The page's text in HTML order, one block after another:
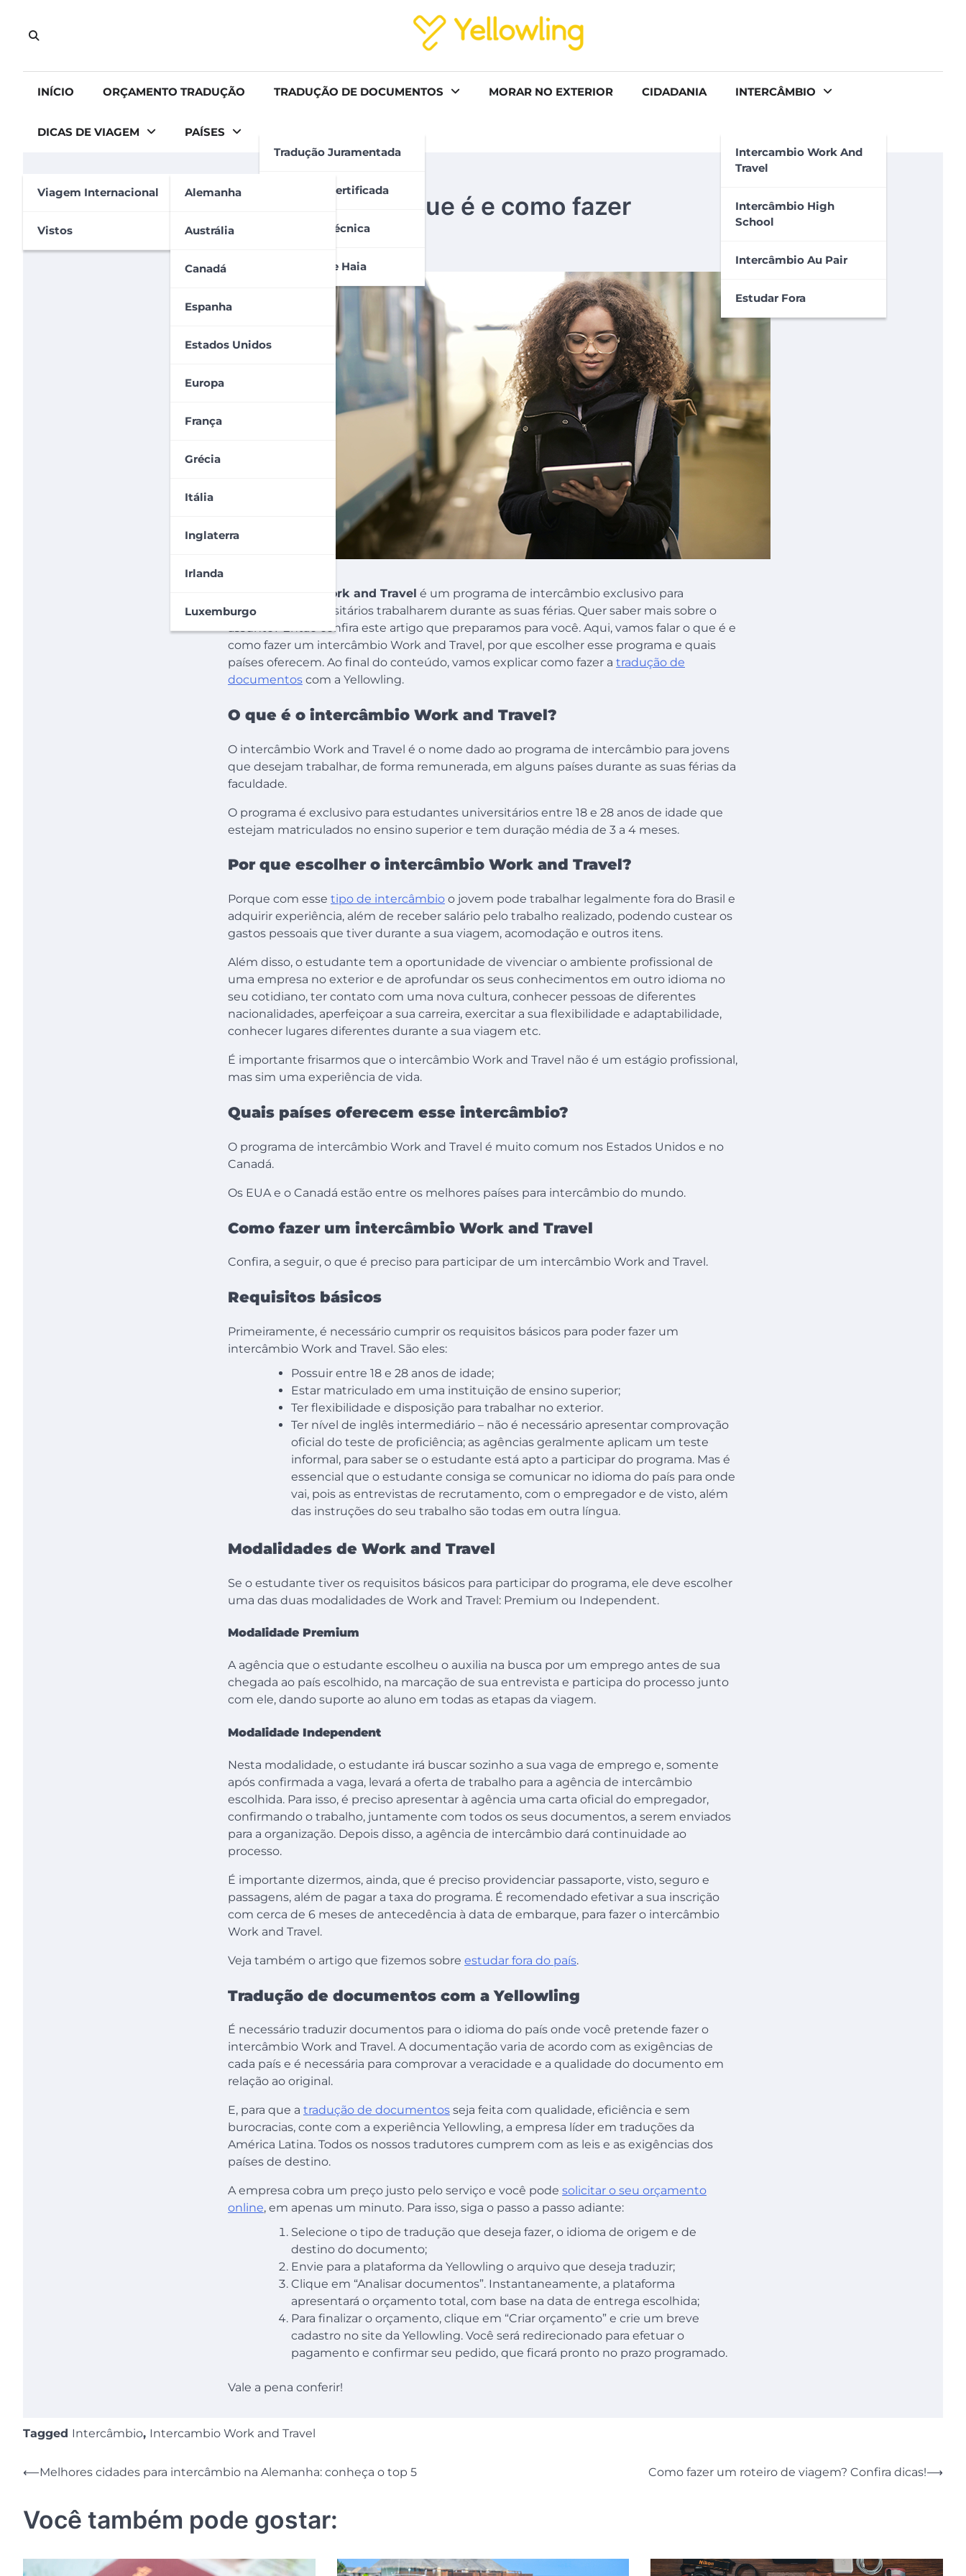
content
INÍCIO ORÇAMENTO TRADUÇÃO TRADUÇÃO DE DOCUMENTOS
Tradução Juramentada
Tradução Certificada
Tradução Técnica
Apostila De Haia
MORAR NO EXTERIOR CIDADANIA INTERCÂMBIO
Intercambio Work And
Travel
Intercâmbio High
School
Intercâmbio Au Pair
Estudar Fora
DICAS DE VIAGEM
Viagem Internacional
Vistos
PAÍSES
Alemanha
Austrália
Canadá
Espanha
Estados Unidos
Europa
França
Grécia
Itália
Inglaterra
Irlanda
Luxemburgo
Intercâmbio Work and Travel: o que é e como fazer
Carolina Carvalho 5 de janeiro de 2023
intercâmbio Work and Travel é um programa de intercâmbio exclusivo para
estudantes universitários trabalharem durante as suas férias. Quer saber mais sobre o
assunto? Então confira este artigo que preparamos para você. Aqui, vamos falar o que é e
como fazer um intercâmbio Work and Travel, por que escolher esse programa e quais
países oferecem. Ao final do conteúdo, vamos explicar como fazer a tradução de
documentos com a Yellowling.
O que é o intercâmbio Work and Travel?
O intercâmbio Work and Travel é o nome dado ao programa de intercâmbio para jovens
que desejam trabalhar, de forma remunerada, em alguns países durante as suas férias da
faculdade.
O programa é exclusivo para estudantes universitários entre 18 e 28 anos de idade que
estejam matriculados no ensino superior e tem duração média de 3 a 4 meses.
Por que escolher o intercâmbio Work and Travel?
Porque com esse tipo de intercâmbio o jovem pode trabalhar legalmente fora do Brasil e
adquirir experiência, além de receber salário pelo trabalho realizado, podendo custear os
gastos pessoais que tiver durante a sua viagem, acomodação e outros itens.
Além disso, o estudante tem a oportunidade de vivenciar o ambiente profissional de
uma empresa no exterior e de aprofundar os seus conhecimentos em outro idioma no
seu cotidiano, ter contato com uma nova cultura, conhecer pessoas de diferentes
nacionalidades, aperfeiçoar a sua carreira, exercitar a sua flexibilidade e adaptabilidade,
conhecer lugares diferentes durante a sua viagem etc.
É importante frisarmos que o intercâmbio Work and Travel não é um estágio profissional,
mas sim uma experiência de vida.
Quais países oferecem esse intercâmbio?
O programa de intercâmbio Work and Travel é muito comum nos Estados Unidos e no
Canadá.
Os EUA e o Canadá estão entre os melhores países para intercâmbio do mundo.
Como fazer um intercâmbio Work and Travel
Confira, a seguir, o que é preciso para participar de um intercâmbio Work and Travel.
Requisitos básicos
Primeiramente, é necessário cumprir os requisitos básicos para poder fazer um
intercâmbio Work and Travel. São eles:
Possuir entre 18 e 28 anos de idade;
Estar matriculado em uma instituição de ensino superior;
Ter flexibilidade e disposição para trabalhar no exterior.
Ter nível de inglês intermediário – não é necessário apresentar comprovação
oficial do teste de proficiência; as agências geralmente aplicam um teste
informal, para saber se o estudante está apto a participar do programa. Mas é
essencial que o estudante consiga se comunicar no idioma do país para onde
vai, pois as entrevistas de recrutamento, com o empregador e de visto, além
das instruções do seu trabalho são todas em outra língua.
Modalidades de Work and Travel
Se o estudante tiver os requisitos básicos para participar do programa, ele deve escolher
uma das duas modalidades de Work and Travel: Premium ou Independent.
Modalidade Premium
A agência que o estudante escolheu o auxilia na busca por um emprego antes de sua
chegada ao país escolhido, na marcação de sua entrevista e participa do processo junto
com ele, dando suporte ao aluno em todas as etapas da viagem.
Modalidade Independent
Nesta modalidade, o estudante irá buscar sozinho a sua vaga de emprego e, somente
após confirmada a vaga, levará a oferta de trabalho para a agência de intercâmbio
escolhida. Para isso, é preciso apresentar à agência uma carta oficial do empregador,
confirmando o trabalho, juntamente com todos os seus documentos, a serem enviados
para a organização. Depois disso, a agência de intercâmbio dará continuidade ao
processo.
É importante dizermos, ainda, que é preciso providenciar passaporte, visto, seguro e
passagens, além de pagar a taxa do programa. É recomendado efetivar a sua inscrição
com cerca de 6 meses de antecedência à data de embarque, para fazer o intercâmbio
Work and Travel.
Veja também o artigo que fizemos sobre estudar fora do país.
Tradução de documentos com a Yellowling
É necessário traduzir documentos para o idioma do país onde você pretende fazer o
intercâmbio Work and Travel. A documentação varia de acordo com as exigências de
cada país e é necessária para comprovar a veracidade e a qualidade do documento em
relação ao original.
E, para que a tradução de documentos seja feita com qualidade, eficiência e sem
burocracias, conte com a experiência Yellowling, a empresa líder em traduções da
América Latina. Todos os nossos tradutores cumprem com as leis e as exigências dos
países de destino.
A empresa cobra um preço justo pelo serviço e você pode solicitar o seu orçamento
online, em apenas um minuto. Para isso, siga o passo a passo adiante:
Selecione o tipo de tradução que deseja fazer, o idioma de origem e de
destino do documento;
Envie para a plataforma da Yellowling o arquivo que deseja traduzir;
Clique em “Analisar documentos”. Instantaneamente, a plataforma
apresentará o orçamento total, com base na data de entrega escolhida;
Para finalizar o orçamento, clique em “Criar orçamento” e crie um breve
cadastro no site da Yellowling. Você será redirecionado para efetuar o
pagamento e confirmar seu pedido, que ficará pronto no prazo programado.
Vale a pena conferir!
Tagged Intercâmbio, Intercambio Work and Travel
Navegação
Post
⟵Melhores cidades para intercâmbio na Alemanha: conheça o top 5 Como fazer um roteiro de viagem? Confira dicas!⟶
Você também pode gostar: